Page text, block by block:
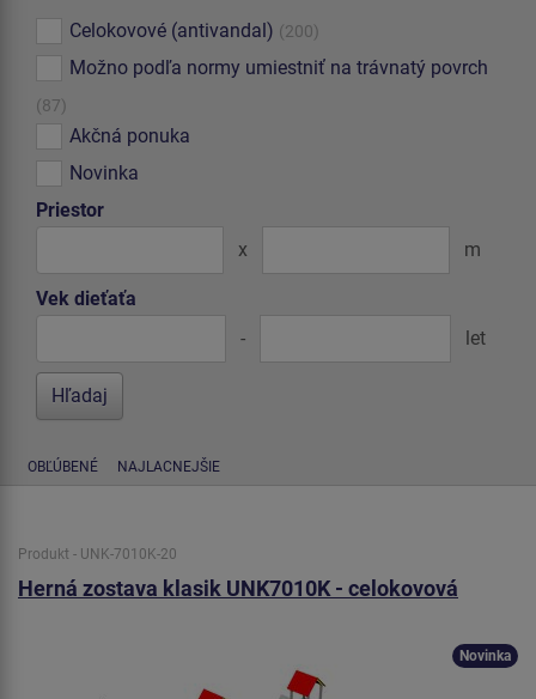
Celokovové (antivandal) (200)
Možno podľa normy umiestniť na trávnatý povrch
(87)
Akčná ponuka
Novinka
Priestor
x
m
Vek dieťaťa
-
let
OBĽÚBENÉ NAJLACNEJŠIE
Produkt - UNK-7010K-20
Herná zostava klasik UNK7010K - celokovová
Novinka